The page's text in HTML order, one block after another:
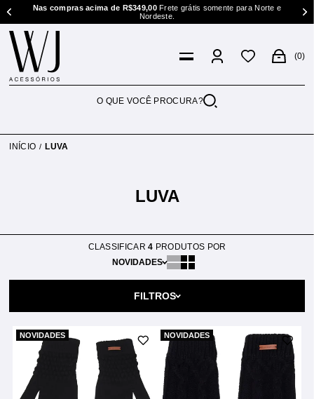
e Nas compras acima de R$349,00Frete grátis somente para Norte e
Nordeste.
0
INÍCIO LUVA
LUVA
CLASSIFICAR4 PRODUTOS POR
NOVIDADES
FILTROS
NOVIDADES NOVIDADES